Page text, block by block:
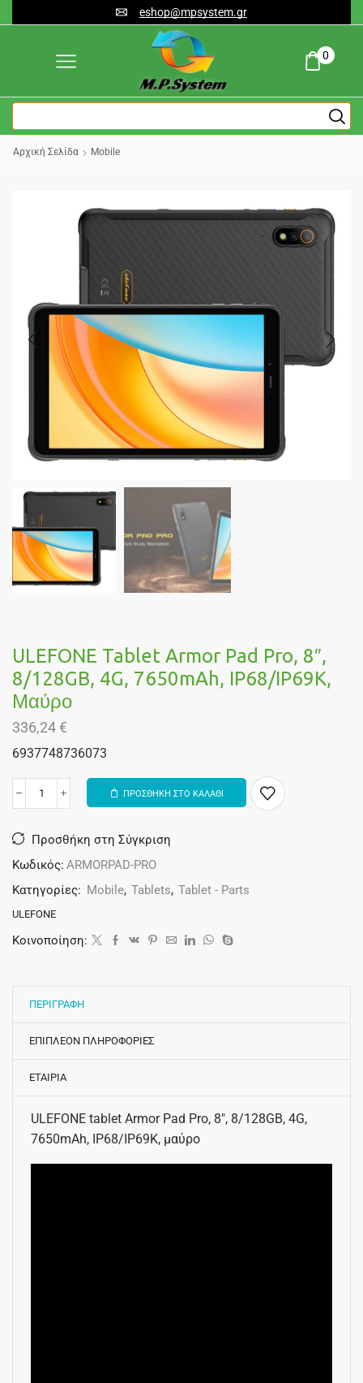
eshop@mpsystem.gr
0
Αρχική Σελίδα Mobile
ULEFONE Tablet Armor Pad Pro, 8″,
8/128GB, 4G, 7650mAh, IP68/IP69K,
Μαύρο
336,24 €
6937748736073
ΠΡΟΣΘΗΚΗ ΣΤΟ ΚΑΛΑΘΙ
Προσθήκη στη Σύγκριση
Κωδικός: ARMORPAD-PRO
Κατηγορίες: Mobile, Tablets, Tablet - Parts
ULEFONE
Κοινοποίηση:
ΠΕΡΙΓΡΑΦΗ
ΕΠΙΠΛΕΟΝ ΠΛΗΡΟΦΟΡΙΕΣ
ΕΤΑΙΡΙΑ
ULEFONE tablet Armor Pad Pro, 8″, 8/128GB, 4G,
7650mAh, IP68/IP69K, μαύρο